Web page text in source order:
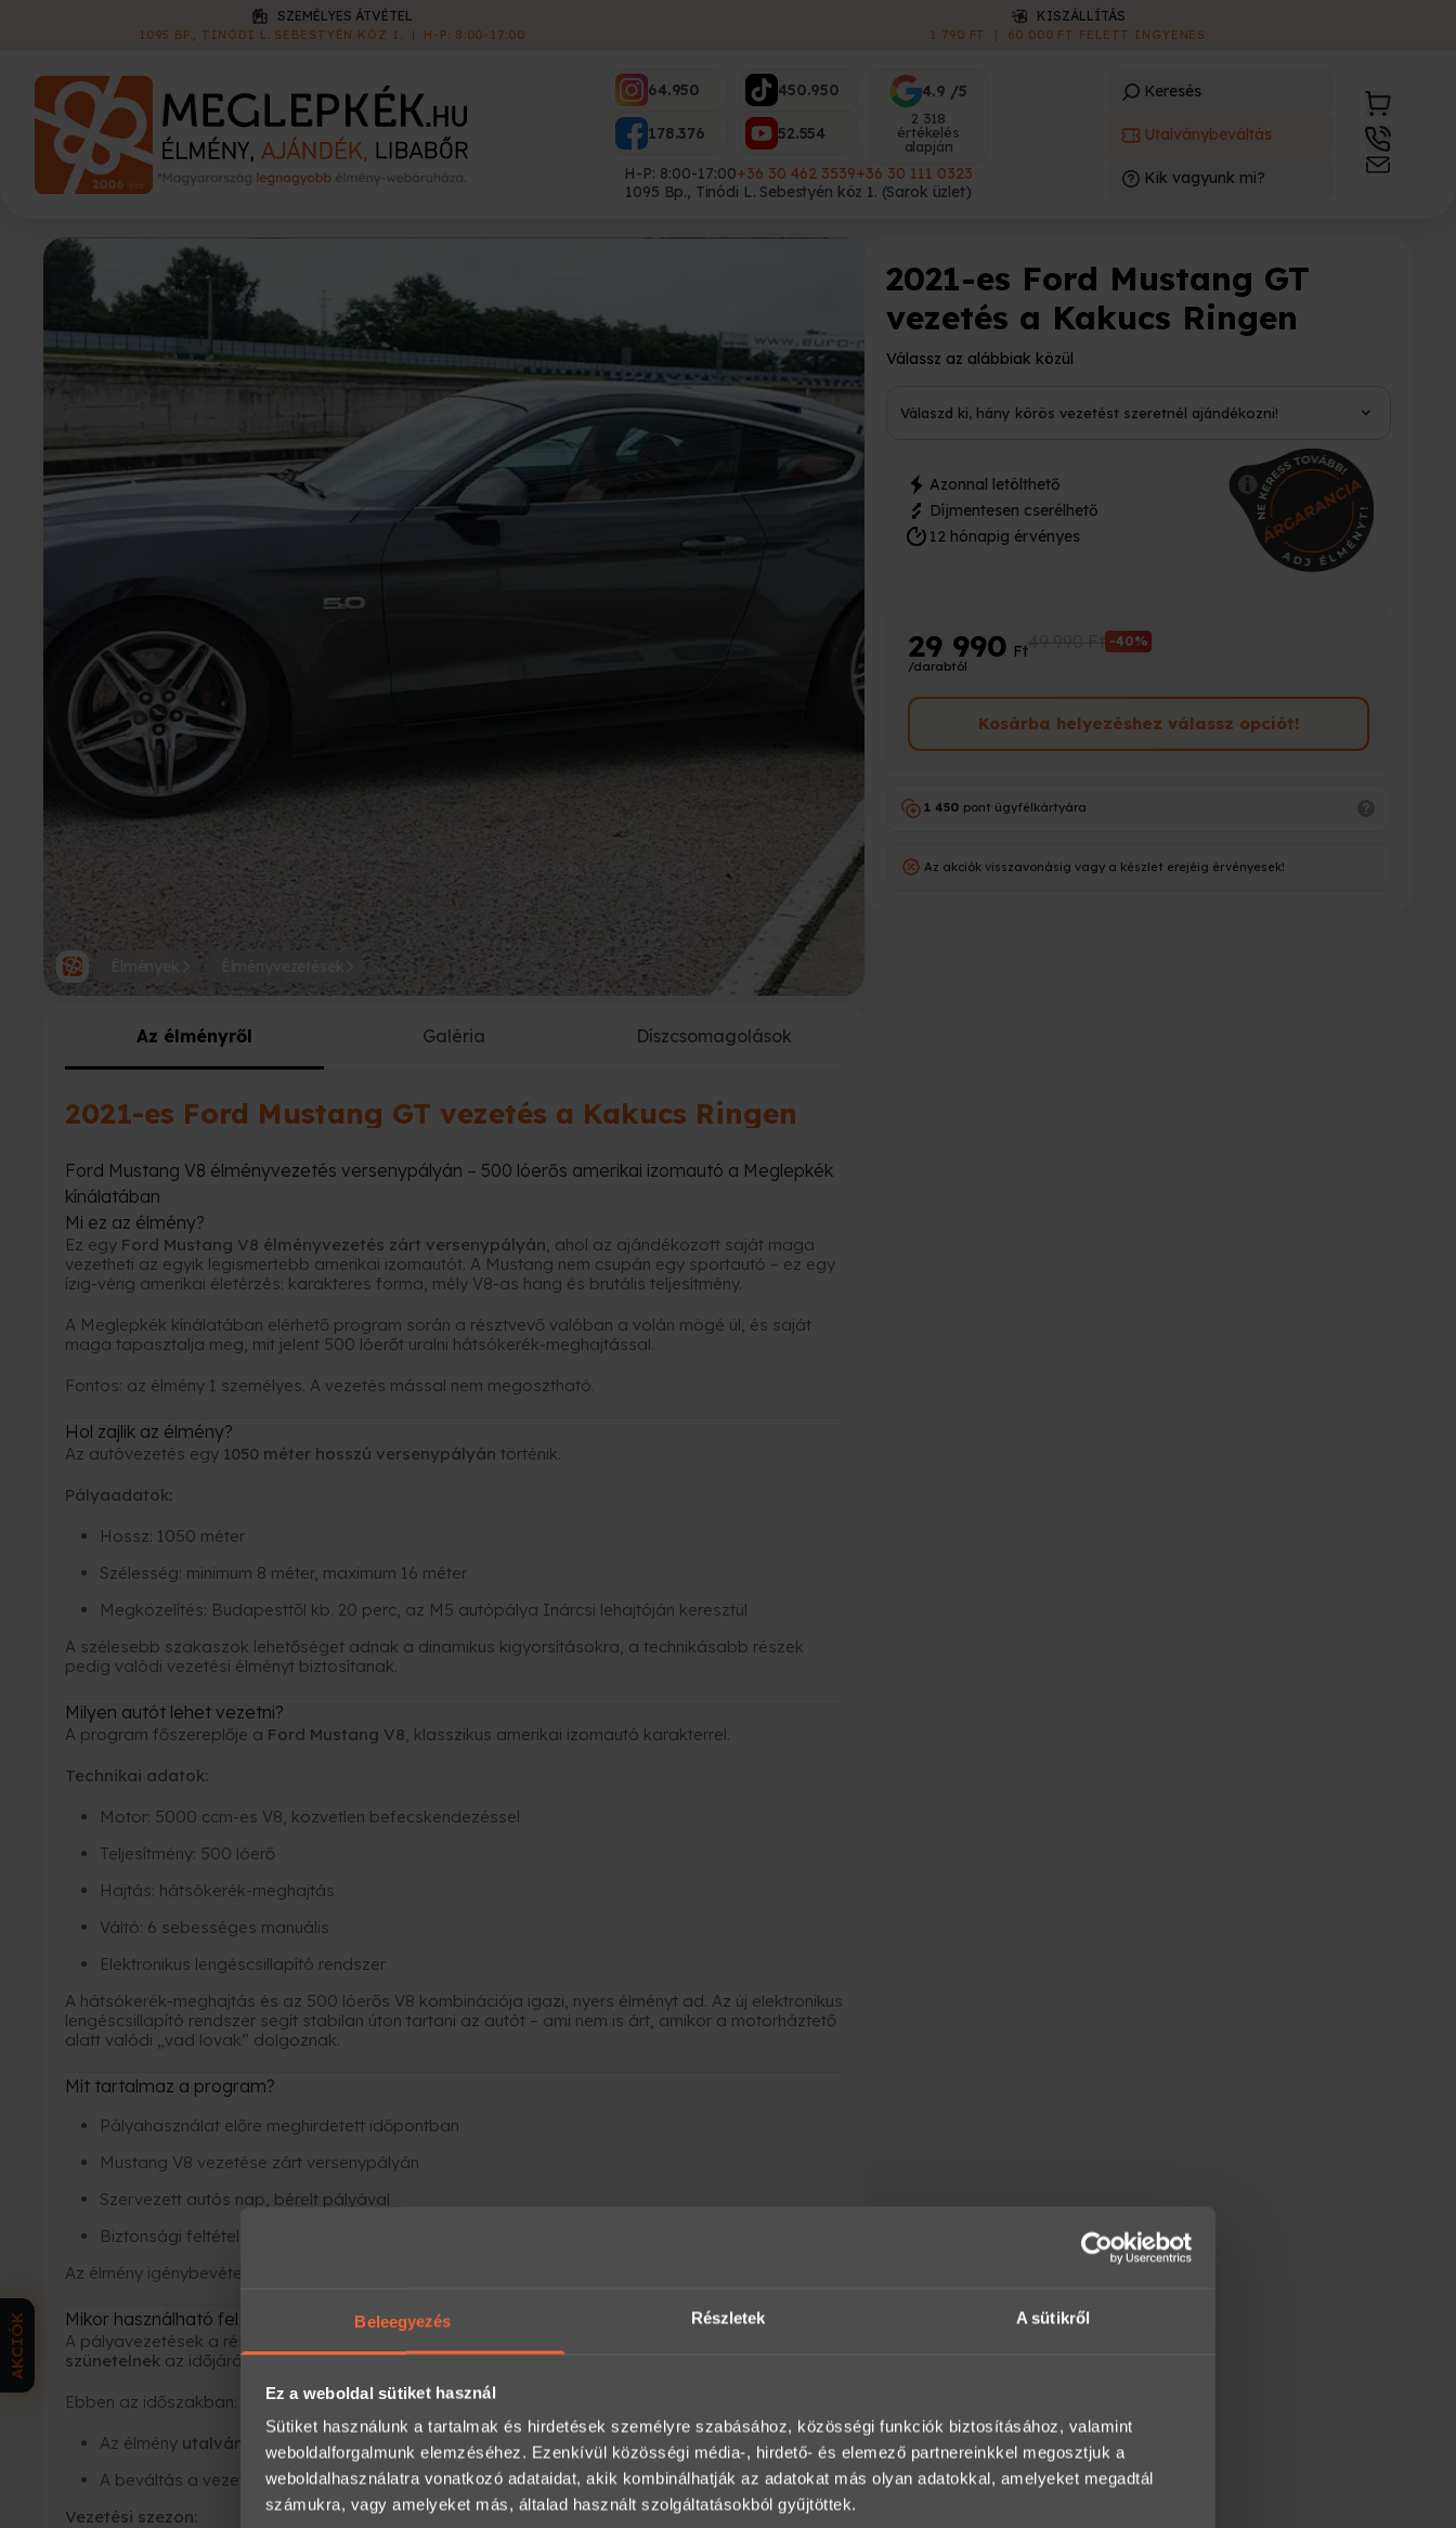
Beleegyezés Részletek A sütikről
Ez a weboldal sütiket használ
Sütiket használunk a tartalmak és hirdetések személyre szabásához, közösségi funkciók biztosításához, valamint
weboldalforgalmunk elemzéséhez. Ezenkívül közösségi média-, hirdető- és elemező partnereinkkel megosztjuk a
weboldalhasználatra vonatkozó adataidat, akik kombinálhatják az adatokat más olyan adatokkal, amelyeket megadtál
számukra, vagy amelyeket más, általad használt szolgáltatásokból gyűjtöttek.
KISZÁLLÍTÁS
1 790 FT | 60 000 FT FELETT INGYENES
ONLINE E-UTALVÁNY
AZONNAL LETÖLTHETŐ | INGYENES
64.950
178.376
450.950
52.554
4.9 /5
2 318
értékelés
alapján
H-P: 8:00-17:00+36 30 462 3539+36 30 111 0323
1095 Bp., Tinódi L. Sebestyén köz 1. (Sarok üzlet)
Keresés
Utalványbeváltás
Kik vagyunk mi?
Az élményről Galéria Díszcsomagolások
2021-es Ford Mustang GT vezetés a Kakucs Ringen
Ford Mustang V8 élményvezetés versenypályán – 500 lóerős amerikai izomautó a Meglepkék
kínálatában
Mi ez az élmény?
Ez egy Ford Mustang V8 élményvezetés zárt versenypályán, ahol az ajándékozott saját maga
vezetheti az egyik legismertebb amerikai izomautót. A Mustang nem csupán egy sportautó – ez egy
ízig-vérig amerikai életérzés: karakteres forma, mély V8-as hang és brutális teljesítmény.
A Meglepkék kínálatában elérhető program során a résztvevő valóban a volán mögé ül, és saját
maga tapasztalja meg, mit jelent 500 lóerőt uralni hátsókerék-meghajtással.
Fontos: az élmény 1 személyes. A vezetés mással nem megosztható.
Hol zajlik az élmény?
Az autóvezetés egy 1050 méter hosszú versenypályán történik.
Pályaadatok:
Hossz: 1050 méter
Szélesség: minimum 8 méter, maximum 16 méter
Megközelítés: Budapesttől kb. 20 perc, az M5 autópálya Inárcsi lehajtóján keresztül
A szélesebb szakaszok lehetőséget adnak a dinamikus kigyorsításokra, a technikásabb részek
pedig valódi vezetési élményt biztosítanak.
Milyen autót lehet vezetni?
A program főszereplője a Ford Mustang V8, klasszikus amerikai izomautó karakterrel.
Technikai adatok:
Motor: 5000 ccm-es V8, közvetlen befecskendezéssel
Teljesítmény: 500 lóerő
Hajtás: hátsókerék-meghajtás
Váltó: 6 sebességes manuális
Elektronikus lengéscsillapító rendszer
A hátsókerék-meghajtás és az 500 lóerős V8 kombinációja igazi, nyers élményt ad. Az új elektronikus
lengéscsillapító rendszer segít stabilan úton tartani az autót – ami nem is árt, amikor a motorháztető
alatt valódi „vad lovak” dolgoznak.
Mit tartalmaz a program?
Pályahasználat előre meghirdetett időpontban
Mustang V8 vezetése zárt versenypályán
Szervezett autós nap, bérelt pályával
Biztonsági feltételek biztosítása
Az élmény igénybevételéhez
Mikor használható fel az élmény?
A pályavezetések a résztvevők és a technika védelmében
szünetelnek az időjárási viszonyok miatt.
Ebben az időszakban:
Az élmény utalvány formájában ajándékozható
A beváltás a vezetési szezonban történik
Vezetési szezon:
2021-es Ford Mustang GT
vezetés a Kakucs Ringen
Válassz az alábbiak közül
Válaszd ki, hány körös vezetést szeretnél ajándékozni!
Azonnal letölthető
Díjmentesen cserélhető
12 hónapig érvényes
29 990Ft
-40%
/darabtól
Kosárba helyezéshez válassz opciót!
1 450 pont ügyfélkártyára
Az akciók visszavonásig vagy a készlet erejéig érvényesek!
AKCIÓK